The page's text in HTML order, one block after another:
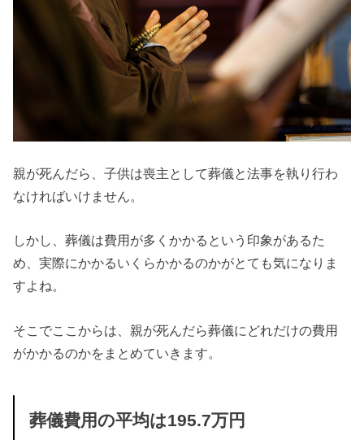
親が死んだら、子供は喪主として葬儀と法事を執り行わ
なければいけません。
しかし、葬儀は費用が多くかかるという印象があるた
め、実際にかかるいくらかかるのかがとても気になりま
すよね。
そこでここからは、親が死んだら葬儀にどれだけの費用
がかかるのかをまとめていきます。
葬儀費用の平均は195.7万円